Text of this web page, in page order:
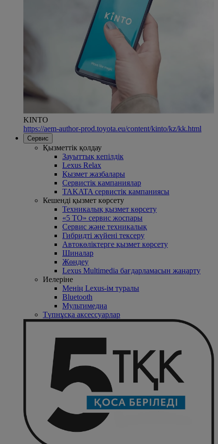
KINTO
https://aem-author-prod.toyota.eu/content/kinto/kz/kk.html
Сервис
Қызметтік қолдау
Зауыттық кепілдік
Lexus Relax
Қызмет жазбалары
Сервистік кампаниялар
TAKATA сервистік кампаниясы
Кешенді қызмет көрсету
Техникалық қызмет көрсету
«5 ТО» сервис жоспары
Сервис және техникалық
Гибридті жүйені тексеру
Автокөліктерге қызмет көрсету
Шиналар
Жөндеу
Lexus Multimedia бағдарламасын жаңарту
Иелеріне
Менің Lexus-ім туралы
Bluetooth
Mультимедиа
Түпнұсқа аксессуарлар